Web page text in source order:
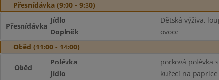
Přesnídávka (9:00 - 9:30)
Přesnídávka
Jídlo
Dětská výživa,
Doplněk
ovoce
Oběd (11:00 - 14:00)
Oběd
Polévka
porková polévka
Jídlo
kuřecí na paprice